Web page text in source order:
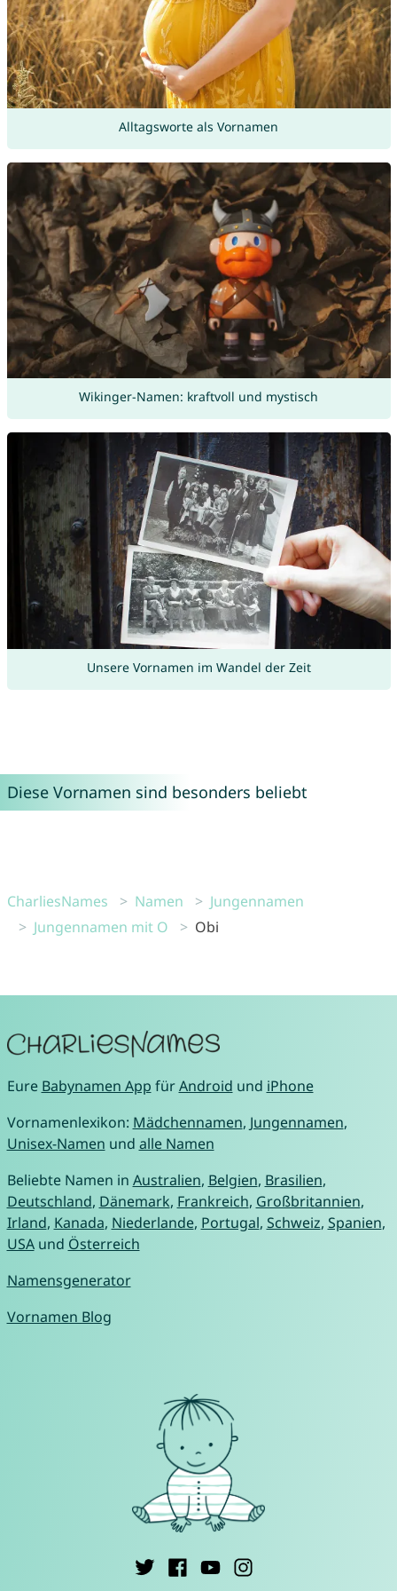
Alltagsworte als Vornamen
Wikinger-Namen: kraftvoll und mystisch
Unsere Vornamen im Wandel der Zeit
Diese Vornamen sind besonders beliebt
CharliesNames Namen
Jungennamen
Jungennamen mit O
Obi
Eure Babynamen App fürAndroid und iPhone
Vornamenlexikon: Mädchennamen, Jungennamen,
Unisex-Namen und alle Namen
Beliebte Namen in Australien, Belgien, Brasilien,
Deutschland, Dänemark, Frankreich, Großbritannien,
Irland, Kanada, Niederlande, Portugal, Schweiz, Spanien,
USAund Österreich
Namensgenerator
Vornamen Blog